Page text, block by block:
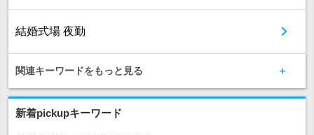
結婚式場 夜勤
関連キーワードをもっと見る
新着pickupキーワード